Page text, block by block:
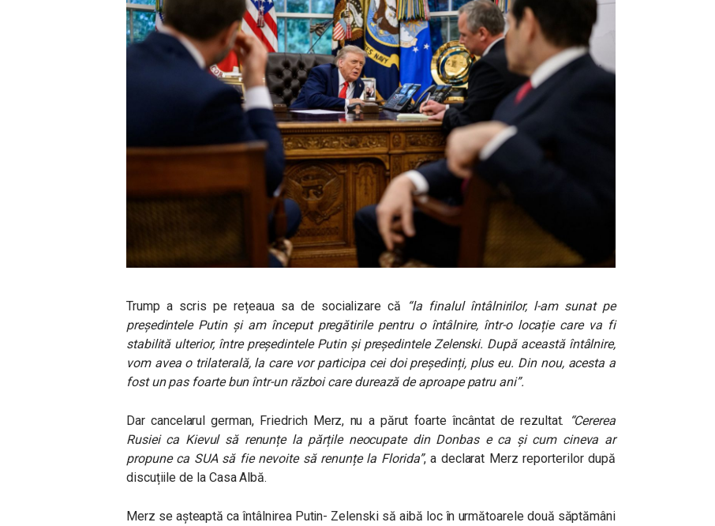
Trump a scris pe rețeaua sa de socializare că
“la finalul întâlnirilor, l-am sunat pe
președintele Putin și am început pregătirile pentru o întâlnire, într-o locație care va fi
stabilită ulterior, între președintele Putin și președintele Zelenski. După această întâlnire,
vom avea o trilaterală, la care vor participa cei doi președinți, plus eu. Din nou, acesta a
fost un pas foarte bun într-un război care durează de aproape patru ani”.
Dar cancelarul german, Friedrich Merz, nu a părut foarte încântat de rezultat.
“Cererea
Rusiei ca Kievul să renunțe la părțile neocupate din Donbas e ca și cum cineva ar
propune ca SUA să fie nevoite să renunțe la Florida”, a declarat Merz reporterilor după
discuțiile de la Casa Albă.
Merz se așteaptă ca întâlnirea Putin- Zelenski să aibă loc în următoarele două săptămâni